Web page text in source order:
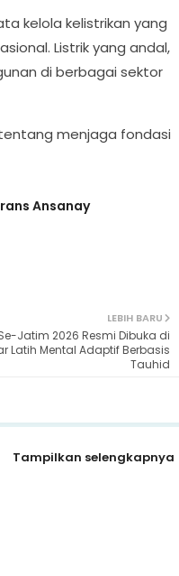
kelola kelistrikan yang
Listrik yang andal,
di berbagai sektor
menjaga fondasi
Ansanay
LEBIH BARU
Jatim 2026 Resmi Dibuka di
Latih Mental Adaptif Berbasis
Tauhid
Tampilkan selengkapnya